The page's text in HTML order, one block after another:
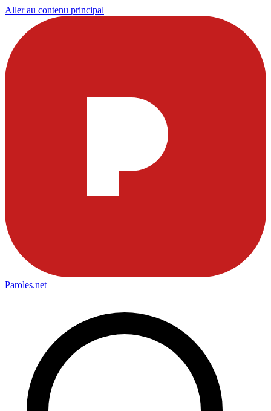
Aller au contenu principal
Paroles.net